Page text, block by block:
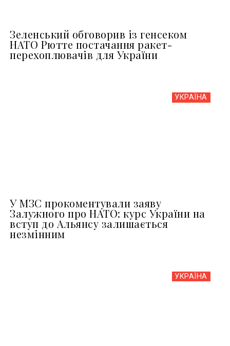
Зеленський обговорив із генсеком
НАТО Рютте постачання ракет-
перехоплювачів для України
УКРАЇНА
У МЗС прокоментували заяву
Залужного про НАТО: курс України на
вступ до Альянсу залишається
незмінним
УКРАЇНА